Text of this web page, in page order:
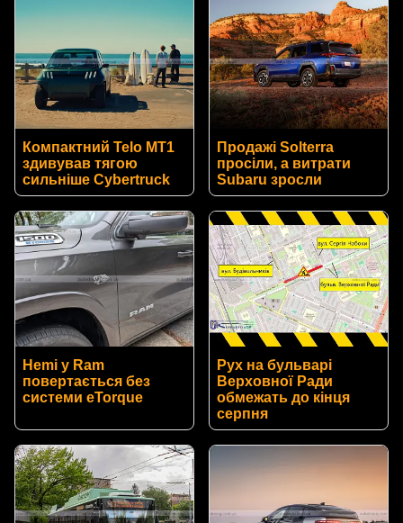
Компактний Telo MT1
здивував тягою
сильніше Cybertruck
Продажі Solterra
просіли, а витрати
Subaru зросли
Hemi у Ram
повертається без
системи eTorque
Рух на бульварі
Верховної Ради
обмежать до кінця
серпня